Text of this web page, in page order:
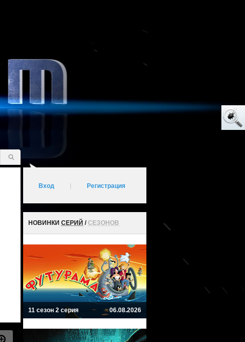
Вход Регистрация
НОВИНКИ СЕРИЙ /СЕЗОНОВ
11 сезон 2 серия 06.08.2026